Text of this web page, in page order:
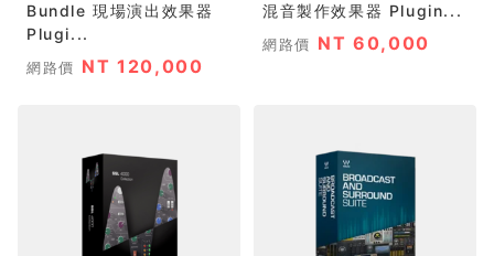
Bundle 現場演出效果器
Plugi...
網路價 NT 120,000
混音製作效果器 Plugin...
網路價 NT 60,000